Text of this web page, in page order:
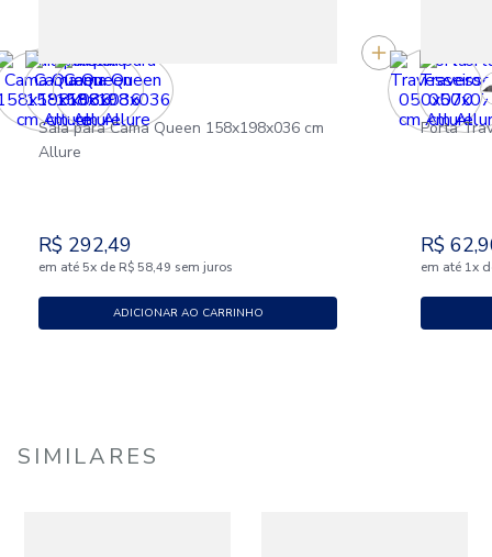
Saia para Cama Queen 158x198x036 cm
Allure
R$ 292,49
em até 5x de R$ 58,49 sem juros
ADICIONAR AO CARRINHO
Porta
R$ 62,
em até 1x
SIMILARES